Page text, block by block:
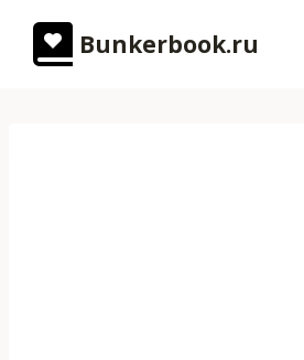
содержимому
Bunkerbook.ru